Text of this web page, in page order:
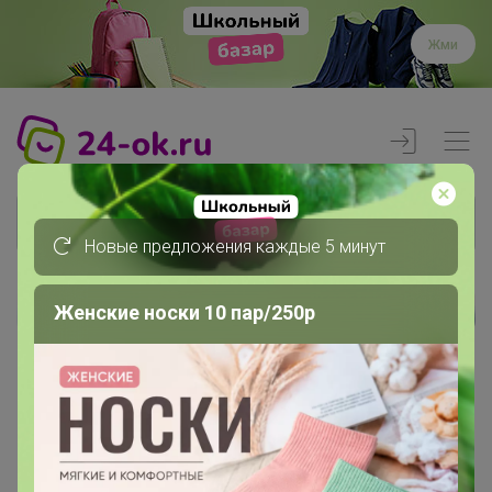
Жми
Главная
Вход
Вход
Новые предложения каждые 5 минут
Женские носки 10 пар/250р